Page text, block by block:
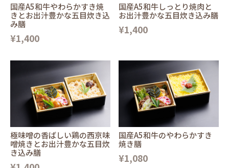
国産A5和牛やわらかすき焼
きとお出汁豊かな五目炊き込
み膳
¥1,400
国産A5和牛しっとり焼肉と
お出汁豊かな五目炊き込み膳
¥1,400
極味噌の香ばしい鶏の西京味
噌焼きとお出汁豊かな五目炊
き込み膳
国産A5和牛のやわらかすき
焼き膳
¥1,080